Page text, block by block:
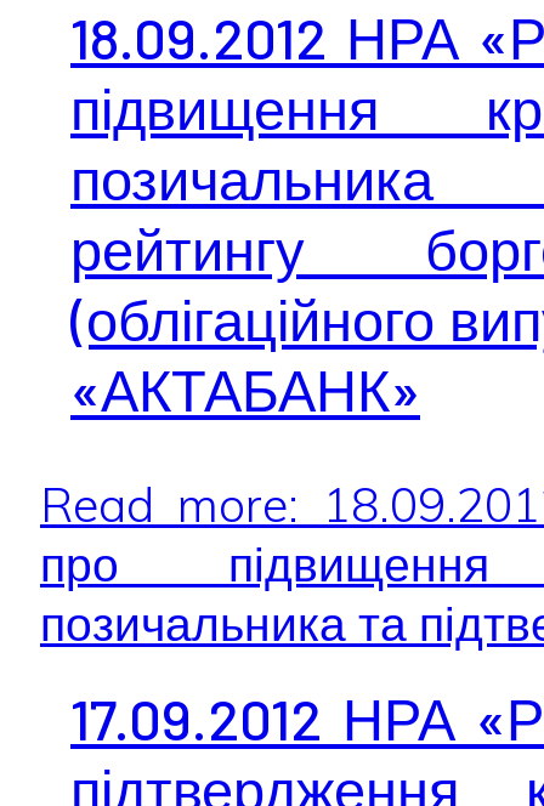
18.09.2012 НРА
підвищення
рейтингу
(облігаційного
«АКТАБАНК»
Read more:
про підвищення
позичальника та
17.09.2012 НРА
підтвердження